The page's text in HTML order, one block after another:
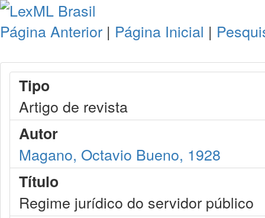
Página Anterior | Página Inicial |
Tipo
Artigo de revista
Autor
Magano, Octavio Bueno, 1928
Título
Regime jurídico do servidor público